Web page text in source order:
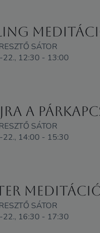
SÁTOR
12:30 - 13:00
a
SÁTOR
14:00 - 15:30
SÁTOR
16:30 - 17:30